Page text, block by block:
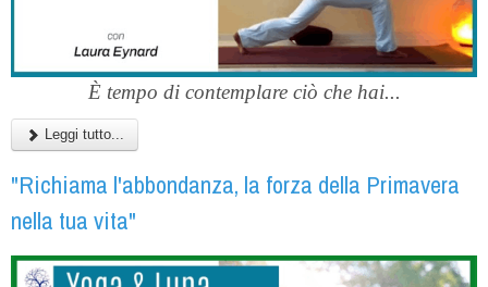
È tempo di contemplare ciò che hai...
Leggi tutto...
"Richiama l'abbondanza, la forza della Primavera
nella tua vita"